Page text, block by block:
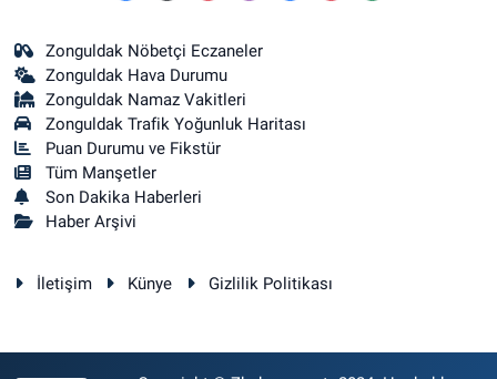
Zonguldak Nöbetçi Eczaneler
Zonguldak Hava Durumu
Zonguldak Namaz Vakitleri
Zonguldak Trafik Yoğunluk Haritası
Puan Durumu ve Fikstür
Tüm Manşetler
Son Dakika Haberleri
Haber Arşivi
İletişim Künye Gizlilik Politikası